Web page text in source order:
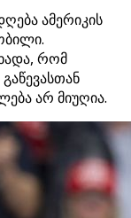
ამერიკის
რომ
არ მიუღია.